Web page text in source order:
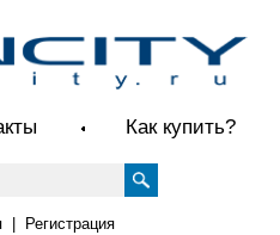
Как купить?
| Регистрация